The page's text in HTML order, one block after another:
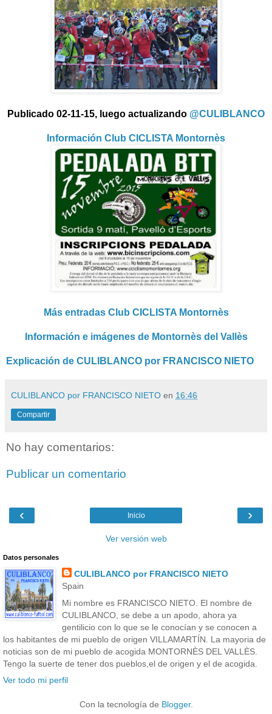
Publicado 02-11-15, luego actualizando @CULIBLANCO
Información Club CICLISTA Montornès
Más entradas Club CICLISTA Montornès
Información e imágenes de Montornès del Vallès
Explicación de CULIBLANCO por FRANCISCO NIETO
CULIBLANCO por FRANCISCO NIETO en 16:46
Compartir
No hay comentarios:
Publicar un comentario
‹ ›
Inicio
Ver versión web
Datos personales
CULIBLANCO por FRANCISCO NIETO
Spain
Mi nombre es FRANCISCO NIETO. El nombre de
CULIBLANCO, se debe a un apodo, ahora ya
gentilicio con lo que se le conocían y se conocen a
los habitantes de mi pueblo de origen VILLAMARTÍN. La mayoria de
noticias son de mi pueblo de acogida MONTORNÈS DEL VALLÈS.
Tengo la suerte de tener dos pueblos,el de origen y el de acogida.
Ver todo mi perfil
Con la tecnología de Blogger.